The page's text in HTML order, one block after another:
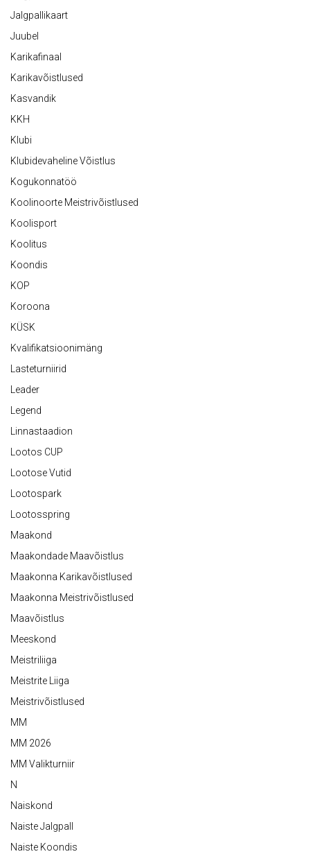
Jalgpallikaart
Juubel
Karikafinaal
Karikavõistlused
Kasvandik
KKH
Klubi
Klubidevaheline Võistlus
Kogukonnatöö
Koolinoorte Meistrivõistlused
Koolisport
Koolitus
Koondis
KOP
Koroona
KÜSK
Kvalifikatsioonimäng
Lasteturniirid
Leader
Legend
Linnastaadion
Lootos CUP
Lootose Vutid
Lootospark
Lootosspring
Maakond
Maakondade Maavõistlus
Maakonna Karikavõistlused
Maakonna Meistrivõistlused
Maavõistlus
Meeskond
Meistriliiga
Meistrite Liiga
Meistrivõistlused
MM
MM 2026
MM Valikturniir
N
Naiskond
Naiste Jalgpall
Naiste Koondis